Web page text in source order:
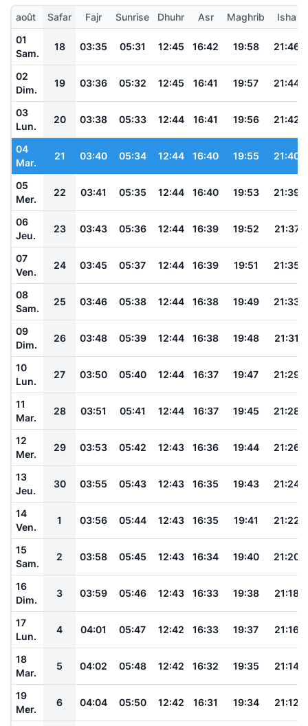
août Safar Fajr Sunrise Dhuhr Asr Maghrib
Isha
01
Sam.
18 03:35 05:31 12:45 16:42 19:58 21:46
02
Dim.
19 03:36 05:32 12:45 16:41 19:57 21:44
03
Lun.
20 03:38 05:33 12:44 16:41 19:56 21:42
04
Mar.
21 03:40 05:34 12:44 16:40 19:55 21:40
05
Mer.
22 03:41 05:35 12:44 16:40 19:53 21:39
06
Jeu.
23 03:43 05:36 12:44 16:39 19:52 21:37
07
Ven.
24 03:45 05:37 12:44 16:39 19:51 21:35
08
Sam.
25 03:46 05:38 12:44 16:38 19:49 21:33
09
Dim.
26 03:48 05:39 12:44 16:38 19:48 21:31
10
Lun.
27 03:50 05:40 12:44 16:37 19:47 21:29
11
Mar.
28 03:51 05:41 12:44 16:37 19:45 21:28
12
Mer.
29 03:53 05:42 12:43 16:36 19:44 21:26
13
Jeu.
30 03:55 05:43 12:43 16:35 19:43 21:24
14
Ven.
1 03:56 05:44 12:43 16:35 19:41 21:22
15
Sam.
2 03:58 05:45 12:43 16:34 19:40 21:20
16
Dim.
3 03:59 05:46 12:43 16:33 19:38 21:18
17
Lun.
4 04:01 05:47 12:42 16:33 19:37 21:16
18
Mar.
5 04:02 05:48 12:42 16:32 19:35 21:14
19
Mer.
6 04:04 05:50 12:42 16:31 19:34 21:12